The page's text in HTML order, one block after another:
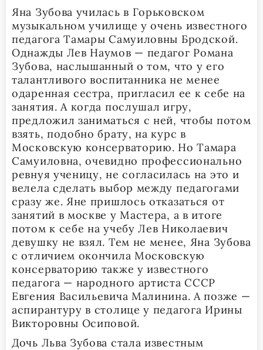
Яна Зубова училась в Горьковском
музыкальном училище у очень известного
педагога Тамары Самуиловны Бродской.
Однажды Лев Наумов — педагог Романа
Зубова, наслышанный о том, что у его
талантливого воспитанника не менее
одаренная сестра, пригласил ее к себе на
занятия. А когда послушал игру,
предложил заниматься с ней, чтобы потом
взять, подобно брату, на курс в
Московскую консерваторию. Но Тамара
Самуиловна, очевидно профессионально
ревнуя ученицу, не согласилась на это и
велела сделать выбор между педагогами
сразу же. Яне пришлось отказаться от
занятий в москве у Мастера, а в итоге
потом к себе на учебу Лев Николаевич
девушку не взял. Тем не менее, Яна Зубова
с отличием окончила Московскую
консерваторию также у известного
педагога — народного артиста СССР
Евгения Васильевича Малинина. А позже —
аспирантуру в столице у педагога Ирины
Викторовны Осиповой.
Дочь Льва Зубова стала известным